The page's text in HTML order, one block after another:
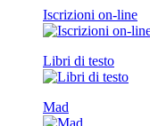
Iscrizioni on-line
Libri di testo
Mad